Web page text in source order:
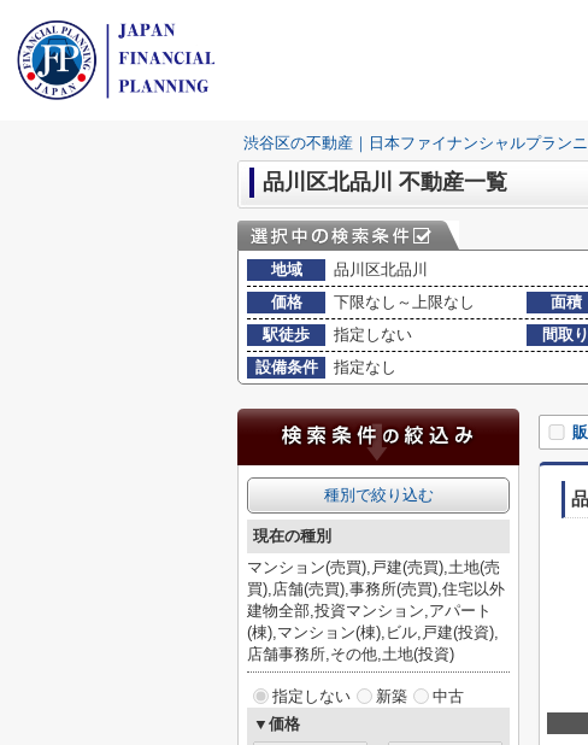
渋谷区の不動産｜日本ファイナンシャルプラン
品川区北品川 不動産一覧
地域
品川区北品川
価格
下限なし～上限なし 面積
駅徒歩
指定しない 間取り
設備条件
指定なし
種別で絞り込む
現在の種別
マンション(売買),戸建(売買),土地(売
買),店舗(売買),事務所(売買),住宅以外
建物全部,投資マンション,アパート
(棟),マンション(棟),ビル,戸建(投資),
店舗事務所,その他,土地(投資)
指定しない 新築
中古
▼価格